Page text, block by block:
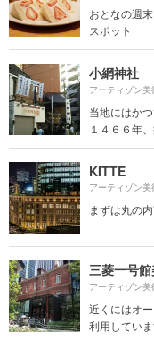
おとなの週
スポット
小網神社
アーティゾン
当地にはか
１４６６年
KITTE
アーティゾン
まずは丸の
三菱一号
アーティゾン
近くにはオ
利用してい